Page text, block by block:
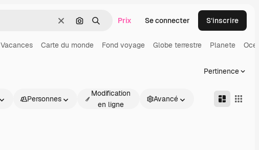
EffacerRechercher par image
Rechercher
Prix Se connecter S’inscrire
Vacances Carte du monde Fond voyage Globe terrestre Planete
Pertinence
Personnes
Modification
en ligne
Avancé